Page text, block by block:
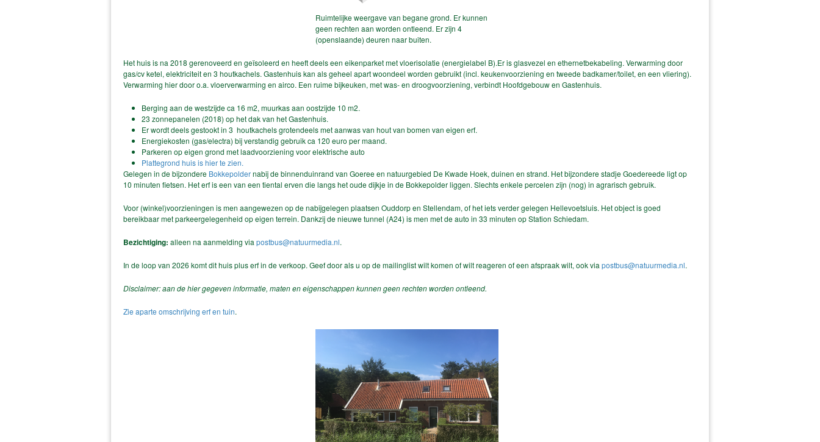
Ruimtelijke weergave van begane grond. Er kunnen
geen rechten aan worden ontleend. Er zijn 4
(openslaande) deuren naar buiten.
Het huis is na 2018 gerenoveerd en geïsoleerd en heeft deels een eikenparket met vloerisolatie (energielabel B).Er is glasvezel en ethernetbekabeling. Verwarming door
gas/cv ketel, elektriciteit en 3 houtkachels. Gastenhuis kan als geheel apart woondeel worden gebruikt (incl. keukenvoorziening en tweede badkamer/toilet, en een vliering).
Verwarming hier door o.a. vloerverwarming en airco. Een ruime bijkeuken, met was- en droogvoorziening, verbindt Hoofdgebouw en Gastenhuis.
Berging aan de westzijde ca 16 m2, muurkas aan oostzijde 10 m2.
23 zonnepanelen (2018) op het dak van het Gastenhuis.
Er wordt deels gestookt in 3 houtkachels grotendeels met aanwas van hout van bomen van eigen erf.
Energiekosten (gas/electra) bij verstandig gebruik ca 120 euro per maand.
Parkeren op eigen grond met laadvoorziening voor elektrische auto
Plattegrond huis is hier te zien.
Gelegen in de bijzondere Bokkepoldernabij de binnenduinrand van Goeree en natuurgebied De Kwade Hoek, duinen en strand. Het bijzondere stadje Goedereede ligt op
10 minuten fietsen. Het erf is een van een tiental erven die langs het oude dijkje in de Bokkepolder liggen. Slechts enkele percelen zijn (nog) in agrarisch gebruik.
Voor (winkel)voorzieningen is men aangewezen op de nabijgelegen plaatsen Ouddorp en Stellendam, of het iets verder gelegen Hellevoetsluis. Het object is goed
bereikbaar met parkeergelegenheid op eigen terrein. Dankzij de nieuwe tunnel (A24) is men met de auto in 33 minuten op Station Schiedam.
Bezichtiging: alleen na aanmelding via postbus@natuurmedia.nl.
In de loop van 2026 komt dit huis plus erf in de verkoop. Geef door als u op de mailinglist wilt komen of wilt reageren of een afspraak wilt, ook via postbus@natuurmedia.nl.
Disclaimer: aan de hier gegeven informatie, maten en eigenschappen kunnen geen rechten worden ontleend.
Zie aparte omschrijving erf en tuin.